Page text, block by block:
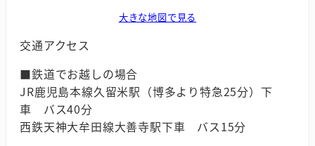
大きな地図で見る
交通アクセス
■鉄道でお越しの場合
JR鹿児島本線久留米駅（博多より特急25分）下
車 バス40分
西鉄天神大牟田線大善寺駅下車 バス15分